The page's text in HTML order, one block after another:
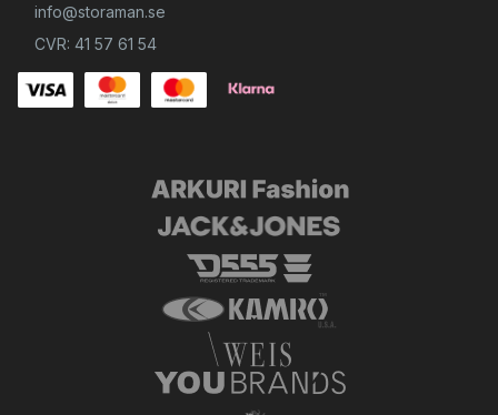
info@storaman.se
CVR: 41 57 61 54